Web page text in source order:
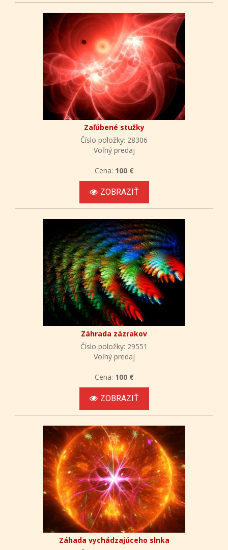
Zaľúbené stužky
Číslo položky: 28306
Voľný predaj
Cena: 100 €
ZOBRAZIŤ
Záhrada zázrakov
Číslo položky: 29551
Voľný predaj
Cena: 100 €
ZOBRAZIŤ
Záhada vychádzajúceho slnka